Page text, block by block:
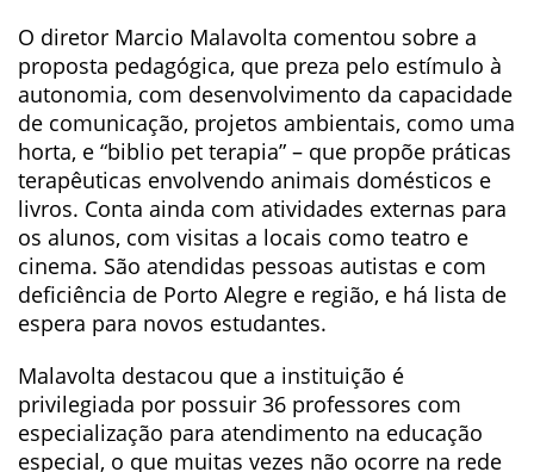
O diretor Marcio Malavolta comentou sobre a
proposta pedagógica, que preza pelo estímulo à
autonomia, com desenvolvimento da capacidade
de comunicação, projetos ambientais, como uma
horta, e “biblio pet terapia” – que propõe práticas
terapêuticas envolvendo animais domésticos e
livros. Conta ainda com atividades externas para
os alunos, com visitas a locais como teatro e
cinema. São atendidas pessoas autistas e com
deficiência de Porto Alegre e região, e há lista de
espera para novos estudantes.
Malavolta destacou que a instituição é
privilegiada por possuir 36 professores com
especialização para atendimento na educação
especial, o que muitas vezes não ocorre na rede